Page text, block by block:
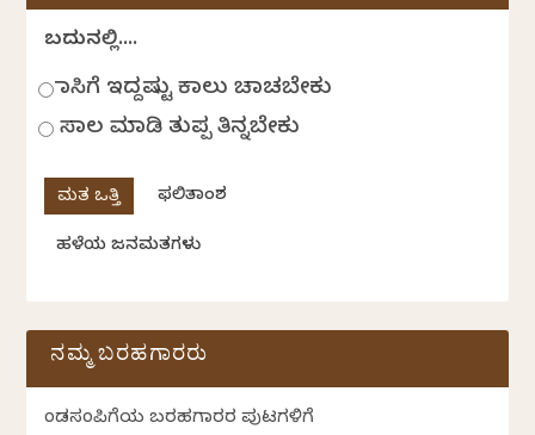
ಬದುಕಿನಲ್ಲಿ....
ಹಾಸಿಗೆ ಇದ್ದಷ್ಟು ಕಾಲು ಚಾಚಬೇಕು
ಸಾಲ ಮಾಡಿ ತುಪ್ಪ ತಿನ್ನಬೇಕು
ಫಲಿತಾಂಶ
ಹಳೆಯ ಜನಮತಗಳು
ನಮ್ಮ ಬರಹಗಾರರು
ಕೆಂಡಸಂಪಿಗೆಯ ಬರಹಗಾರರ ಪುಟಗಳಿಗೆ